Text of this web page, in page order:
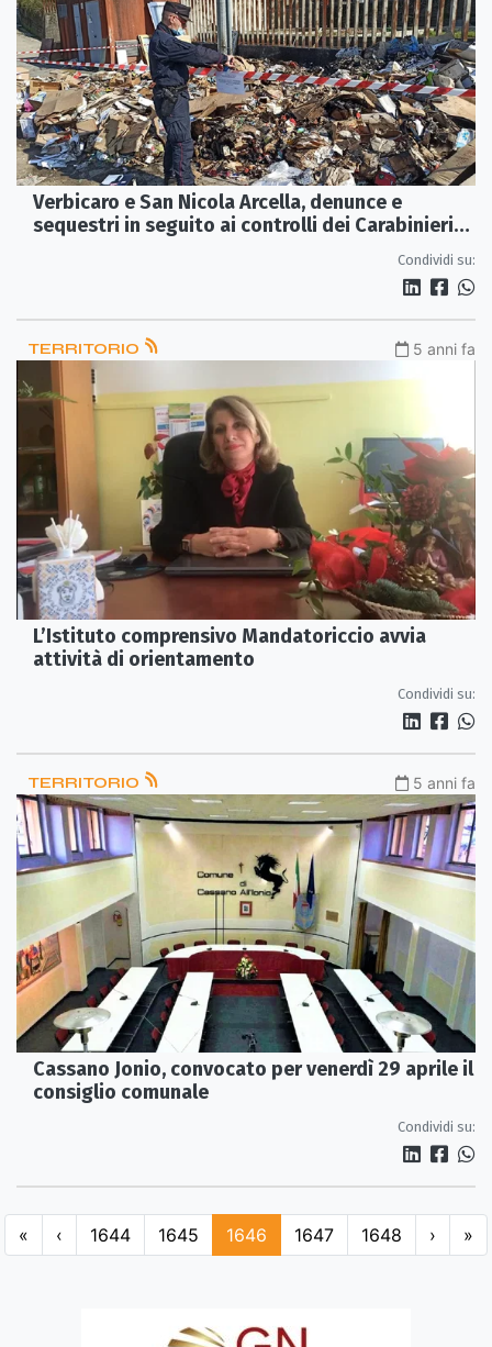
Verbicaro e San Nicola Arcella, denunce e
sequestri in seguito ai controlli dei Carabinieri
Condividi su:
TERRITORIO 5 anni fa
L’Istituto comprensivo Mandatoriccio avvia
attività di orientamento
Condividi su:
TERRITORIO 5 anni fa
Cassano Jonio, convocato per venerdì 29 aprile il
consiglio comunale
Condividi su:
« ‹ 1644 1645 1646 1647 1648 › »